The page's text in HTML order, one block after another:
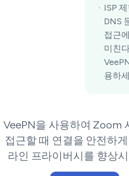
ISP
DNS
접근
미친
용하
VeePN을 사용하여 Zoom
접근할 때 연결을 안전하
라인 프라이버시를 향상